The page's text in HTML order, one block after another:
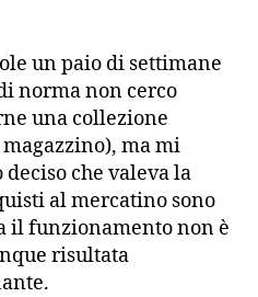
un paio di settimane
norma non cerco
una collezione
ma mi
deciso che valeva la
al mercatino sono
il funzionamento non è
risultata